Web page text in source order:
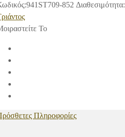
941ST709-852 Διαθεσιμότητα:
Το
Πληροφορίες